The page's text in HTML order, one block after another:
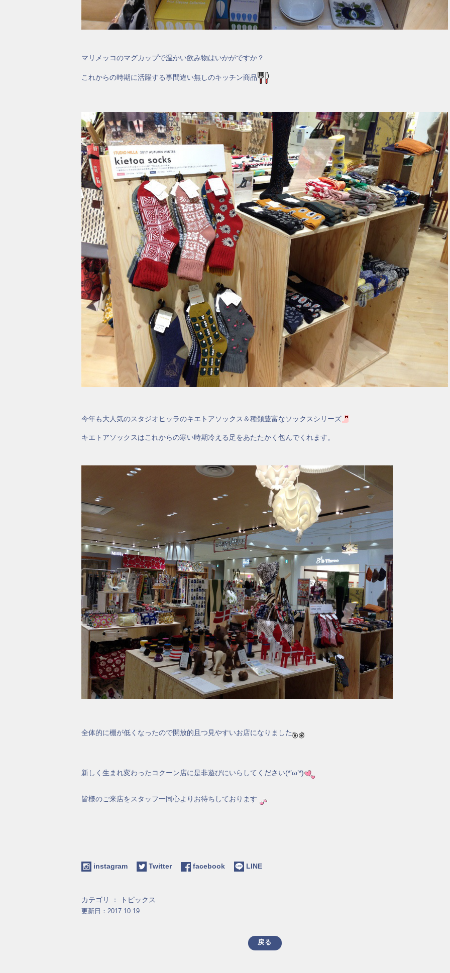
マリメッコのマグカップで温かい飲み物はいかがですか？
これからの時期に活躍する事間違い無しのキッチン商品
今年も大人気のスタジオヒッラのキエトアソックス＆種類豊富なソックスシリーズ
キエトアソックスはこれからの寒い時期冷える足をあたたかく包んでくれます。
全体的に棚が低くなったので開放的且つ見やすいお店になりました
新しく生まれ変わったコクーン店に是非遊びにいらしてください(*’ω’*)
皆様のご来店をスタッフ一同心よりお待ちしております
instagram Twitter facebook LINE
カテゴリ ： トピックス
更新日：2017.10.19
戻る